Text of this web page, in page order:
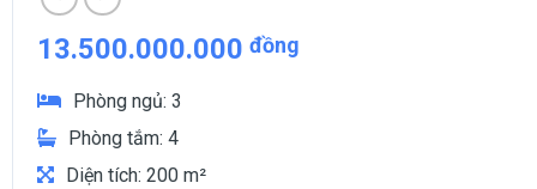
13.500.000.000 đồng
Phòng ngủ: 3
Phòng tắm: 4
Diện tích: 200 m²